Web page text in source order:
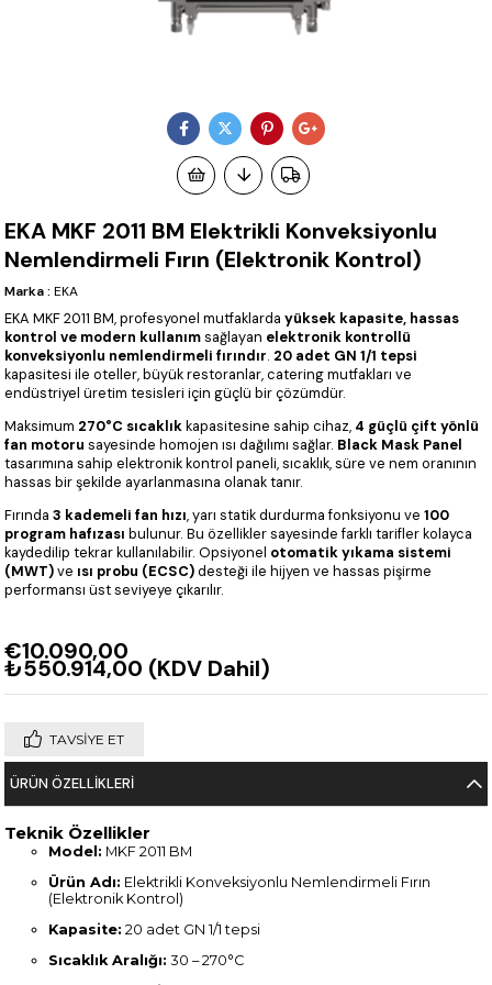
EKA MKF 2011 BM Elektrikli Konveksiyonlu
Nemlendirmeli Fırın (Elektronik Kontrol)
Marka : EKA
EKA MKF 2011 BM, profesyonel mutfaklardayüksek kapasite, hassas
kontrol ve modern kullanımsağlayan elektronik kontrollü
konveksiyonlu nemlendirmeli fırındır. 20 adet GN 1/1 tepsi
kapasitesi ile oteller, büyük restoranlar, catering mutfakları ve
endüstriyel üretim tesisleri için güçlü bir çözümdür.
Maksimum 270°C sıcaklıkkapasitesine sahip cihaz, 4 güçlü çift yönlü
fan motoru sayesinde homojen ısı dağılımı sağlar. Black Mask Panel
tasarımına sahip elektronik kontrol paneli, sıcaklık, süre ve nem oranının
hassas bir şekilde ayarlanmasına olanak tanır.
Fırında3 kademeli fan hızı, yarı statik durdurma fonksiyonu ve100
program hafızası bulunur. Bu özellikler sayesinde farklı tarifler kolayca
kaydedilip tekrar kullanılabilir. Opsiyonel otomatik yıkama sistemi
(MWT)ve ısı probu (ECSC)desteği ile hijyen ve hassas pişirme
performansı üst seviyeye çıkarılır.
€10.090,00
₺550.914,00 (KDV Dahil)
TAVSIYE ET
ÜRÜN ÖZELLIKLERI
Teknik Özellikler
Model: MKF 2011 BM
Ürün Adı: Elektrikli Konveksiyonlu Nemlendirmeli Fırın
(Elektronik Kontrol)
Kapasite: 20 adet GN 1/1 tepsi
Sıcaklık Aralığı: 30 – 270°C